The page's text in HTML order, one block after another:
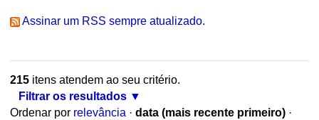
Assinar um RSS sempre atualizado.
215itens atendem ao seu critério.
Filtrar os resultados
Ordenar por relevância · data (mais recente primeiro) ·